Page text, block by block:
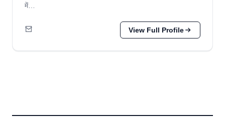
में…
View Full Profile